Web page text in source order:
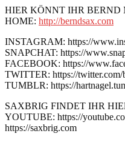
HIER KÖNNT IHR BERND
HOME: http://berndsax.com
INSTAGRAM: https://
SNAPCHAT: https://
FACEBOOK: https://
TWITTER: https://twitter.com/
TUMBLR: https://
SAXBRIG FINDET IHR
YOUTUBE: https://
https://saxbrig.com